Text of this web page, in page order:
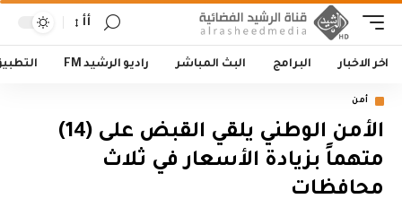
أأ
اخر الاخبار البرامج البث المباشر راديو الرشيد FM
أمن
الأمن الوطني يلقي القبض على (14)
متهماً بزيادة الأسعار في ثلاث
محافظات